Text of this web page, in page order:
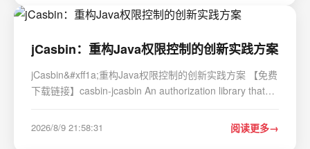
jCasbin：重构Java权限控制的创新实践方案
jCasbin&#xff1a;重构Java权限控制的创新实践方案 【免费
下载链接】casbin-jcasbin An authorization library that
in Java 项目地址:
https://gitcode.com/gh_mirrors/jc/casbin-jcasbin 在Java
2026/8/9 21:58:31 阅读更多